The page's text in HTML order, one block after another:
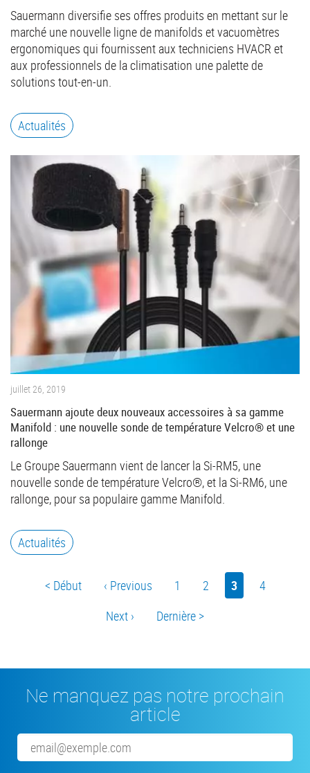
Sauermann diversifie ses offres produits en mettant sur le
marché une nouvelle ligne de manifolds et vacuomètres
ergonomiques qui fournissent aux techniciens HVACR et
aux professionnels de la climatisation une palette de
solutions tout-en-un.
Actualités
juillet 26, 2019
Sauermann ajoute deux nouveaux accessoires à sa gamme
Manifold : une nouvelle sonde de température Velcro® et une
rallonge
Le Groupe Sauermann vient de lancer la Si-RM5, une
nouvelle sonde de température Velcro®, et la Si-RM6, une
rallonge, pour sa populaire gamme Manifold.
Actualités
Pagination
First
< Début
Previous
‹ Previous Page
1 Page
2
Page
actuelle
3 Page
4
Page
Next ›
Last
Dernière >
Ne manquez pas notre prochain
article
Email